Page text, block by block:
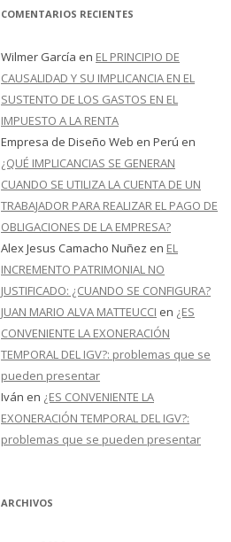
COMENTARIOS RECIENTES
Wilmer García en EL PRINCIPIO DE
CAUSALIDAD Y SU IMPLICANCIA EN EL
SUSTENTO DE LOS GASTOS EN EL
IMPUESTO A LA RENTA
Empresa de Diseño Web en Perú en
¿QUÉ IMPLICANCIAS SE GENERAN
CUANDO SE UTILIZA LA CUENTA DE UN
TRABAJADOR PARA REALIZAR EL PAGO DE
OBLIGACIONES DE LA EMPRESA?
Alex Jesus Camacho Nuñez en EL
INCREMENTO PATRIMONIAL NO
JUSTIFICADO: ¿CUANDO SE CONFIGURA?
JUAN MARIO ALVA MATTEUCCI en ¿ES
CONVENIENTE LA EXONERACIÓN
TEMPORAL DEL IGV?: problemas que se
pueden presentar
Iván en ¿ES CONVENIENTE LA
EXONERACIÓN TEMPORAL DEL IGV?:
problemas que se pueden presentar
ARCHIVOS